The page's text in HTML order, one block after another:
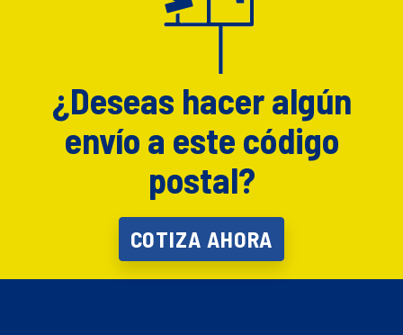
¿Deseas hacer algún
envío a este código
postal?
COTIZA AHORA